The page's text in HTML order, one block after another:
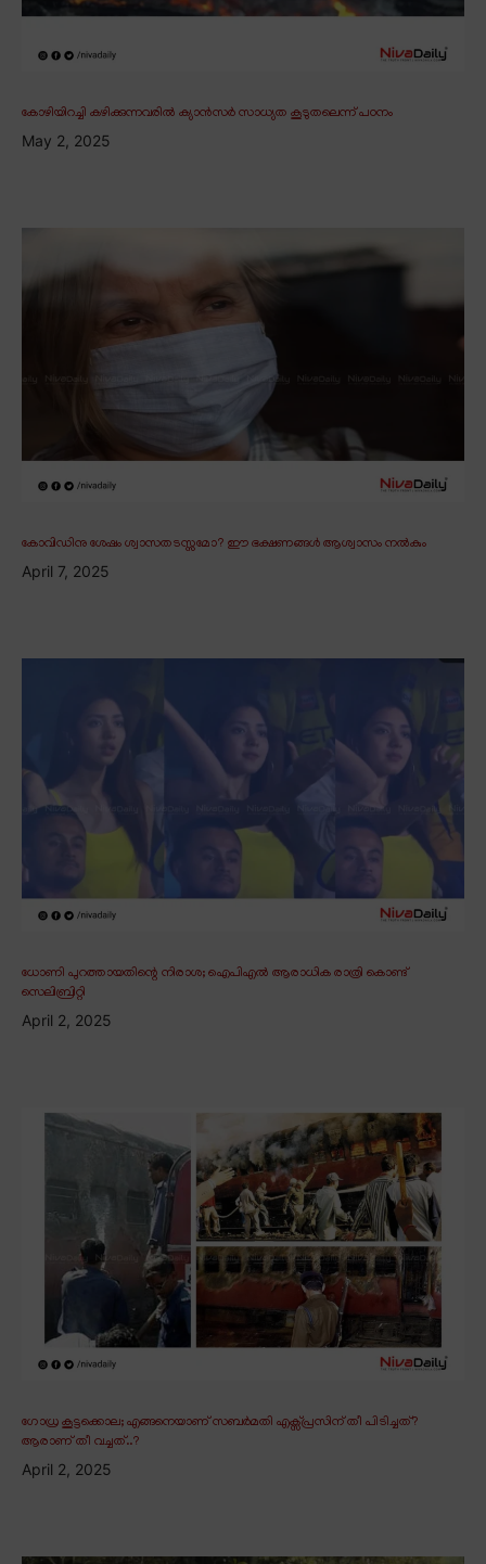
കോഴിയിറച്ചി കഴിക്കുന്നവരിൽ ക്യാൻസർ സാധ്യത കൂടുതലെന്ന് പഠനം
May 2, 2025
കോവിഡിനു ശേഷം ശ്വാസതടസ്സമോ? ഈ ഭക്ഷണങ്ങൾ ആശ്വാസം നൽകും
April 7, 2025
ധോണി പുറത്തായതിന്റെ നിരാശ; ഐപിഎൽ ആരാധിക രാത്രി കൊണ്ട്
സെലിബ്രിറ്റി
April 2, 2025
ഗോധ്ര കൂട്ടക്കൊല; എങ്ങനെയാണ് സബർമതി എക്സ്പ്രസിന് തീ പിടിച്ചത്?
ആരാണ് തീ വച്ചത്..?
April 2, 2025